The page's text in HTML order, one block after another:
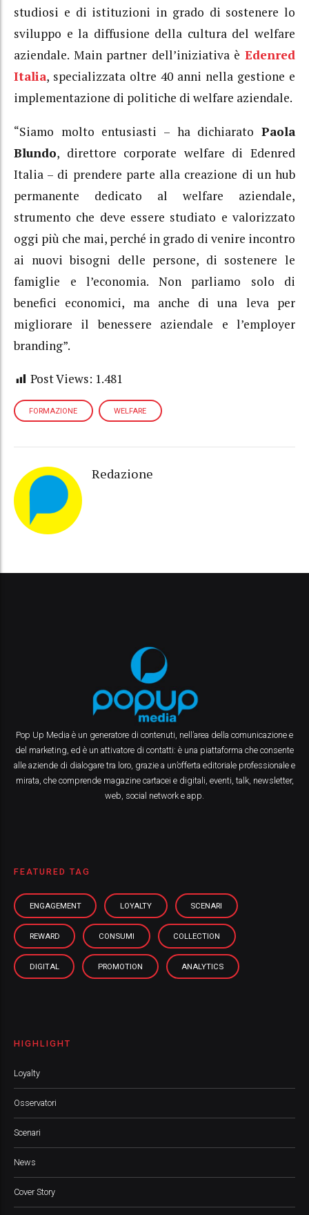
studiosi e di istituzioni in grado di sostenere lo
sviluppo e la diffusione della cultura del welfare
aziendale. Main partner dell’iniziativa è Edenred
Italia, specializzata oltre 40 anni nella gestione e
implementazione di politiche di welfare aziendale.
“Siamo molto entusiasti – ha dichiarato Paola
Blundo, direttore corporate welfare di Edenred
Italia – di prendere parte alla creazione di un hub
permanente dedicato al welfare aziendale,
strumento che deve essere studiato e valorizzato
oggi più che mai, perché in grado di venire incontro
ai nuovi bisogni delle persone, di sostenere le
famiglie e l’economia. Non parliamo solo di
benefici economici, ma anche di una leva per
migliorare il benessere aziendale e l’employer
branding”.
Post Views: 1.481
FORMAZIONE WELFARE
Redazione
Pop Up Media è un generatore di contenuti, nell’area della comunicazione e
del marketing, ed è un attivatore di contatti: è una piattaforma che consente
alle aziende di dialogare tra loro, grazie a un’offerta editoriale professionale e
mirata, che comprende magazine cartacei e digitali, eventi, talk, newsletter,
web, social network e app.
FEATURED TAG
ENGAGEMENT LOYALTY SCENARI
REWARD CONSUMI COLLECTION
DIGITAL PROMOTION ANALYTICS
HIGHLIGHT
Loyalty
Osservatori
Scenari
News
Cover Story